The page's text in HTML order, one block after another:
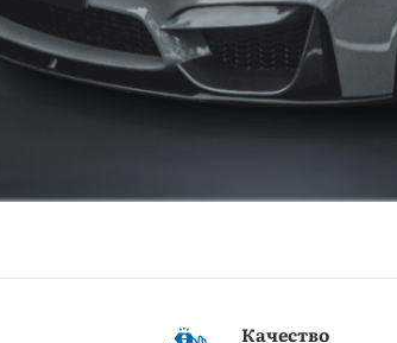
Качество